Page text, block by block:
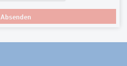
Absenden